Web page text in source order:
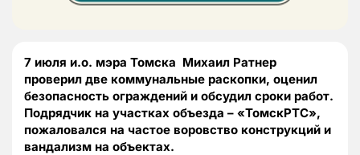
7 июля и.о. мэра Томска Михаил Ратнер
проверил две коммунальные раскопки, оценил
безопасность ограждений и обсудил сроки работ.
Подрядчик на участках объезда – «ТомскРТС»,
пожаловался на частое воровство конструкций и
вандализм на объектах.